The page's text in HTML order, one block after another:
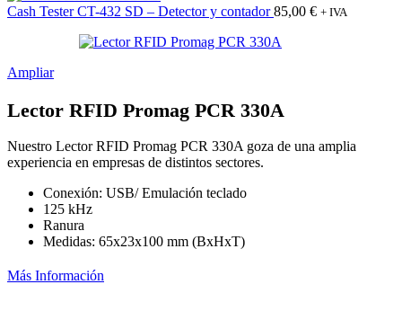
Cash Tester CT-432 SD – Detector y contador85,00 € + IVA
Ampliar
Lector RFID Promag PCR 330A
Nuestro Lector RFID Promag PCR 330A goza de una amplia
experiencia en empresas de distintos sectores.
Conexión: USB/ Emulación teclado
125 kHz
Ranura
Medidas: 65x23x100 mm (BxHxT)
Más Información